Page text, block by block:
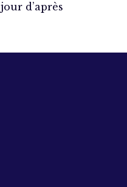
d’après